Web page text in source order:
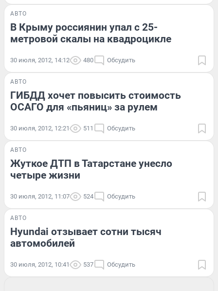
АВТО
В Крыму россиянин упал с 25-
метровой скалы на квадроцикле
30 июля, 2012, 14:12 480 Обсудить
АВТО
ГИБДД хочет повысить стоимость
ОСАГО для «пьяниц» за рулем
30 июля, 2012, 12:21 511 Обсудить
АВТО
Жуткое ДТП в Татарстане унесло
четыре жизни
30 июля, 2012, 11:07 524 Обсудить
АВТО
Hyundai отзывает сотни тысяч
автомобилей
30 июля, 2012, 10:41 537 Обсудить